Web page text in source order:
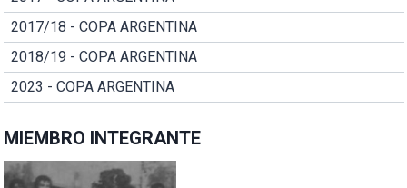
2017/18 - COPA ARGENTINA
2018/19 - COPA ARGENTINA
2023 - COPA ARGENTINA
MIEMBRO INTEGRANTE